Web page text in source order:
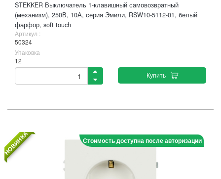
STEKKER Выключатель 1-клавишный самовозвратный
(механизм), 250В, 10А, серия Эмили, RSW10-5112-01, белый
фарфор, soft touch
Артикул :
50324
Упаковка
12
Купить
НОВИНКА Стоимость доступна после авторизации